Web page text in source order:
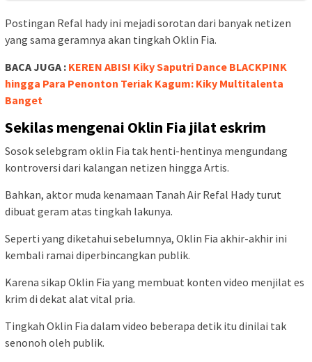
Postingan Refal hady ini mejadi sorotan dari banyak netizen
yang sama geramnya akan tingkah Oklin Fia.
BACA JUGA : KEREN ABIS! Kiky Saputri Dance BLACKPINK
hingga Para Penonton Teriak Kagum: Kiky Multitalenta
Banget
Sekilas mengenai Oklin Fia jilat eskrim
Sosok selebgram oklin Fia tak henti-hentinya mengundang
kontroversi dari kalangan netizen hingga Artis.
Bahkan, aktor muda kenamaan Tanah Air Refal Hady turut
dibuat geram atas tingkah lakunya.
Seperti yang diketahui sebelumnya, Oklin Fia akhir-akhir ini
kembali ramai diperbincangkan publik.
Karena sikap Oklin Fia yang membuat konten video menjilat es
krim di dekat alat vital pria.
Tingkah Oklin Fia dalam video beberapa detik itu dinilai tak
senonoh oleh publik.